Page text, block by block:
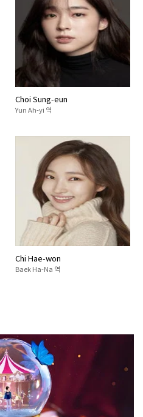
Choi Sung-eun
Yun Ah-yi 역
Chi Hae-won
Baek Ha-Na 역